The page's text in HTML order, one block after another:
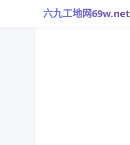
六九工地网69w.net